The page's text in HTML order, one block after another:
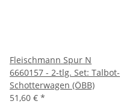
Fleischmann Spur N
6660157 - 2-tlg. Set: Talbot-
Schotterwagen (ÖBB)
51,60 € *